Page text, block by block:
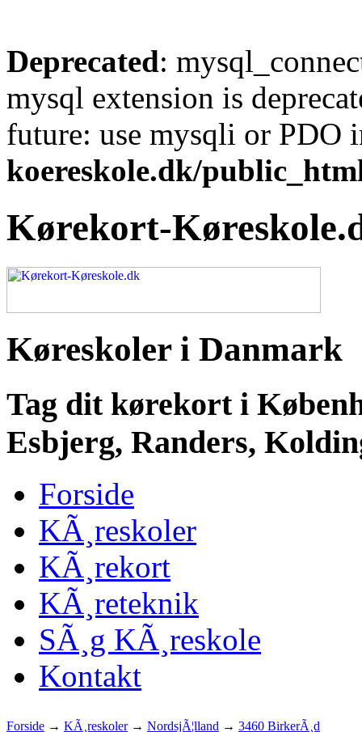
Deprecated:
mysql extension is
future: use mysqli or PDO
koereskole.dk/
Kørekort-
Køreskoler i Danmark
Tag dit kørekort i
Esbjerg, Randers,
Forside
KÃ¸reskoler
KÃ¸rekort
KÃ¸reteknik
SÃ¸g KÃ¸reskole
Kontakt
Forside → KÃ¸reskoler→ NordsjÃ¦lland → 3460 BirkerÃ¸d